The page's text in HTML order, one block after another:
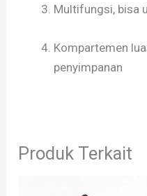
Multifungsi, bisa
Kompartemen
penyimpanan
Produk Terkait